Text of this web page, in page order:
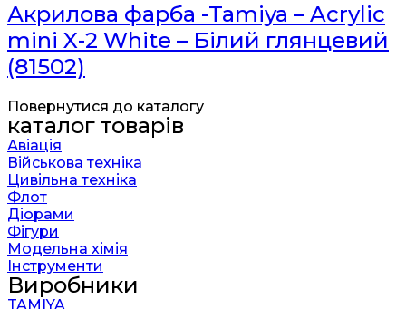
Акрилова фарба -Tamiya – Acrylic
mini X-2 White – Білий глянцевий
(81502)
Повернутися до каталогу
каталог товарів
Авіація
Військова техніка
Цивільна техніка
Флот
Діорами
Фігури
Модельна хімія
Інструменти
Виробники
TAMIYA